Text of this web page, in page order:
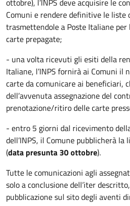
ottobre), l’INPS deve acquisire le
Comuni e rendere definitive le liste
trasmettendole a Poste Italiane per
carte prepagate;
- una volta ricevuti gli esiti della
Italiane, l’INPS fornirà ai Comuni
carte da comunicare ai beneficiari,
dell’avvenuta assegnazione del
prenotazione/ritiro delle carte
- entro 5 giorni dal ricevimento
dell’INPS, il Comune pubblicherà
(data presunta 30 ottobre).
Tutte le comunicazioni agli
solo a conclusione dell’iter
pubblicazione sul sito degli aventi